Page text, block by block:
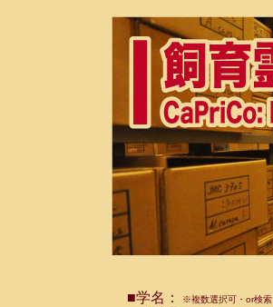
■学名： ※複数選択可・or検索